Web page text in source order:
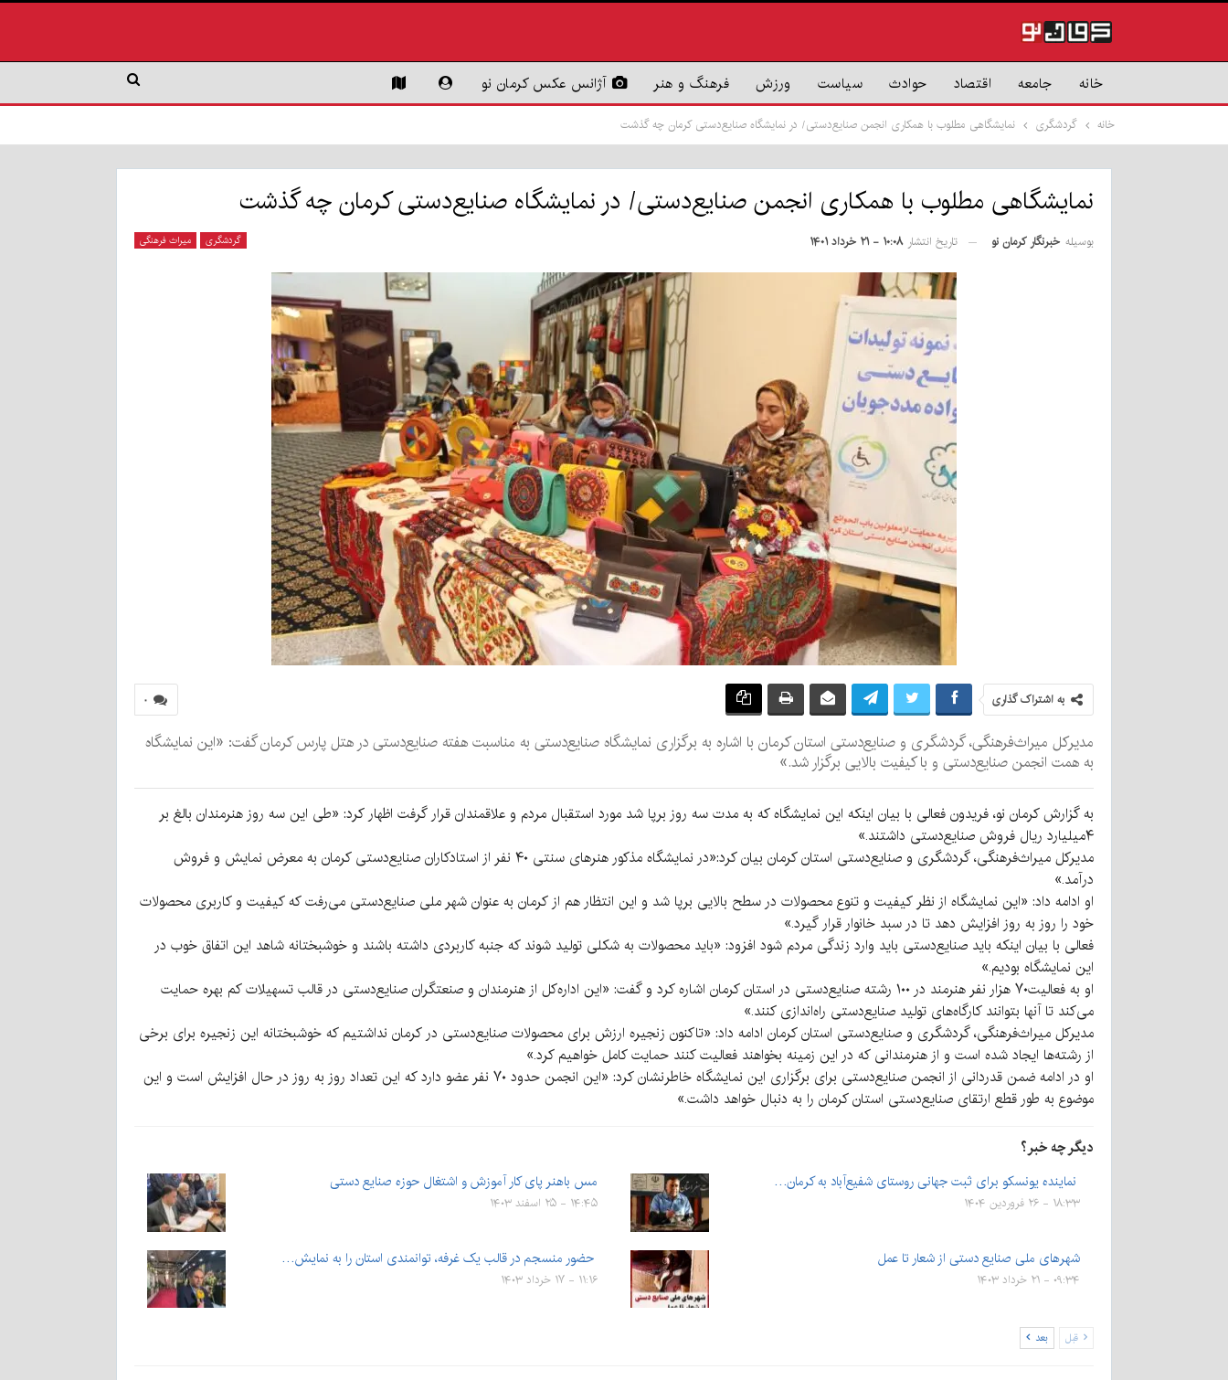
خانه جامعه اقتصاد حوادث سیاست ورزش فرهنگ و هنر آژانس عکس کرمان نو
خانه گردشگری نمایشگاهی مطلوب با همکاری انجمن صنایع‌دستی/ در نمایشگاه صنایع‌دستی کرمان چه گذشت
نمایشگاهی مطلوب با همکاری انجمن صنایع‌دستی/ در نمایشگاه صنایع‌دستی کرمان چه گذشت
گردشگری میراث فرهنگی بوسیله خبرنگار کرمان نو تاریخ انتشار ۱۰:۰۸ - ۲۱ خرداد ۱۴۰۱
۰ به اشتراک گذاری
مدیرکل میراث‌فرهنگی، گردشگری و صنایع‌دستی استان کرمان با اشاره به برگزاری نمایشگاه صنایع‌دستی به مناسبت هفته صنایع‌دستی در هتل پارس کرمان گفت: «این نمایشگاه
به همت انجمن صنایع‌دستی و با کیفیت بالایی برگزار شد.»
به گزارش کرمان نو، فریدون فعالی با بیان اینکه این نمایشگاه که به مدت سه روز برپا شد مورد استقبال مردم و علاقمندان قرار گرفت اظهار کرد: «طی این سه روز هنرمندان بالغ بر
۴میلیارد ریال فروش صنایع‌دستی داشتند.»
مدیرکل میراث‌فرهنگی، گردشگری و صنایع‌دستی استان کرمان بیان کرد:«در نمایشگاه مذکور هنرهای سنتی ۴۰ نفر از استادکاران صنایع‌دستی کرمان به معرض نمایش و فروش
درآمد.»
او ادامه داد: «این نمایشگاه از نظر کیفیت و تنوع محصولات در سطح بالایی‌ برپا شد و این انتظار هم از کرمان به عنوان شهر ملی صنایع‌دستی می‌رفت که کیفیت و کاربری محصولات
خود را روز به روز افزایش دهد تا در سبد خانوار قرار گیرد.»
فعالی با بیان اینکه باید صنایع‌دستی باید وارد زندگی مردم شود افزود: «باید محصولات به شکلی تولید شوند که جنبه کاربردی داشته باشند و خوشبختانه شاهد این اتفاق خوب در
این نمایشگاه بودیم.»
او به فعالیت۷۰ هزار نفر هنرمند در ۱۰۰ رشته صنایع‌‌دستی در استان کرمان اشاره کرد و گفت: «این اداره‌کل از هنرمندان و صنعتگران صنایع‌دستی در قالب تسهیلات کم بهره حمایت
می‌کند تا آنها بتوانند کارگاه‌های تولید صنایع‌دستی راه‌اندازی کنند.»
مدیرکل میراث‌فرهنگی، گردشگری و صنایع‌دستی استان کرمان ادامه داد: «تاکنون زنجیره ارزش برای محصولات صنایع‌دستی در کرمان نداشتیم که خوشبختانه این زنجیره برای برخی
از رشته‌ها ایجاد شده است و از هنرمندانی که در این زمینه بخواهند فعالیت کنند حمایت کامل خواهیم کرد.»
او در ادامه ضمن قدردانی از انجمن صنایع‌دستی برای برگزاری این نمایشگاه خاطرنشان کرد: «این انجمن حدود ۷۰ نفر عضو دارد که این تعداد روز به روز در حال افزایش است و این
موضوع به طور قطع ارتقای صنایع‌دستی استان کرمان را به دنبال خواهد داشت.»
دیگر چه خبر؟
نماینده یونسکو برای ثبت جهانی روستای شفیع‌آباد به کرمان…
۱۸:۳۳ - ۲۶ فروردین ۱۴۰۴
مس باهنر پای کار آموزش و اشتغال حوزه صنایع دستی
۱۴:۴۵ - ۲۵ اسفند ۱۴۰۳
شهرهای ملی صنایع دستی از شعار تا عمل
۰۹:۳۴ - ۲۱ خرداد ۱۴۰۳
حضور منسجم در قالب یک غرفه، توانمندی استان را به نمایش…
۱۱:۱۶ - ۱۷ خرداد ۱۴۰۳
قبل بعد